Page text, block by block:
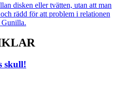
disken eller tvätten, utan att man
rädd för att problem i relationen
Gunilla.
skull!